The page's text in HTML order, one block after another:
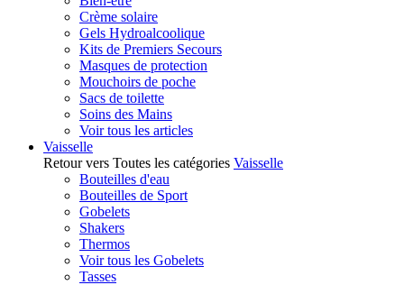
Crème solaire
Gels Hydroalcoolique
Kits de Premiers Secours
Masques de protection
Mouchoirs de poche
Sacs de toilette
Soins des Mains
Voir tous les articles
Vaisselle
Retour vers Toutes les catégories Vaisselle
Bouteilles d'eau
Bouteilles de Sport
Gobelets
Shakers
Thermos
Voir tous les Gobelets
Tasses